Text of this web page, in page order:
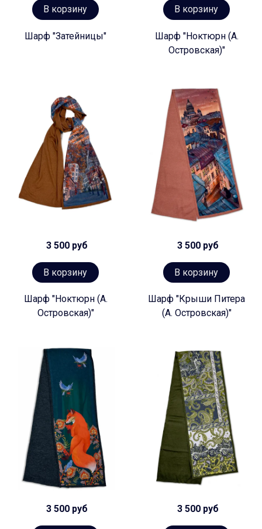
В корзину
Шарф "Затейницы"
В корзину
Шарф "Ноктюрн (А.
Островская)"
3 500 руб
В корзину
Шарф "Ноктюрн (А.
Островская)"
3 500 руб
В корзину
Шарф "Крыши Питера
(А. Островская)"
3 500 руб 3 500 руб